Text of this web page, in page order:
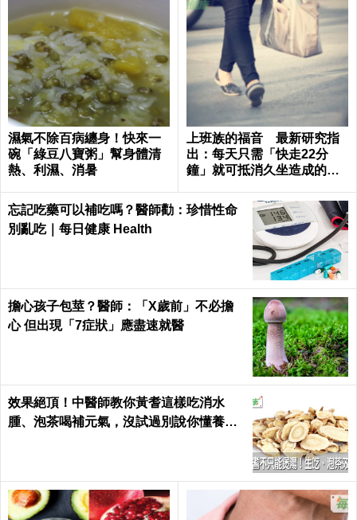
濕氣不除百病纏身！快來一
碗「綠豆八寶粥」幫身體清
熱、利濕、消暑
上班族的福音 最新研究指
出：每天只需「快走22分
鐘」就可抵消久坐造成的死
忘記吃藥可以補吃嗎？醫師勸：珍惜性命
別亂吃｜每日健康 Health
擔心孩子包莖？醫師：「X歲前」不必擔
心 但出現「7症狀」應盡速就醫
效果絕頂！中醫師教你黃耆這樣吃消水
腫、泡茶喝補元氣，沒試過別說你懂養生